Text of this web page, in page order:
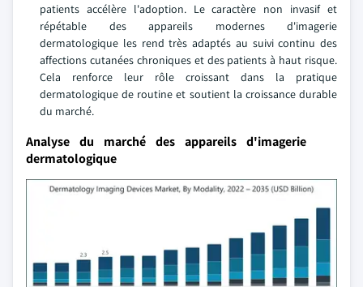
patients accélère l'adoption. Le caractère non invasif et
répétable des appareils modernes d'imagerie
dermatologique les rend très adaptés au suivi continu des
affections cutanées chroniques et des patients à haut risque.
Cela renforce leur rôle croissant dans la pratique
dermatologique de routine et soutient la croissance durable
du marché.
Analyse du marché des appareils d'imagerie
dermatologique